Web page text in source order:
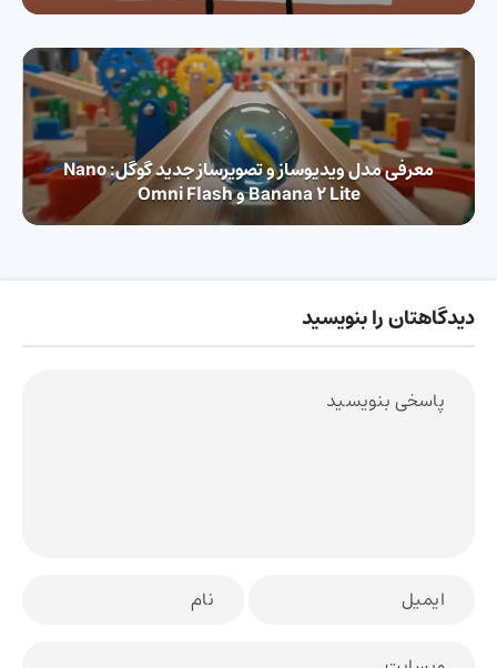
معرفی مدل ویدیوساز و تصویرساز جدید گوگل: Nano
Banana 2 Lite و Omni Flash
دیدگاهتان را بنویسید